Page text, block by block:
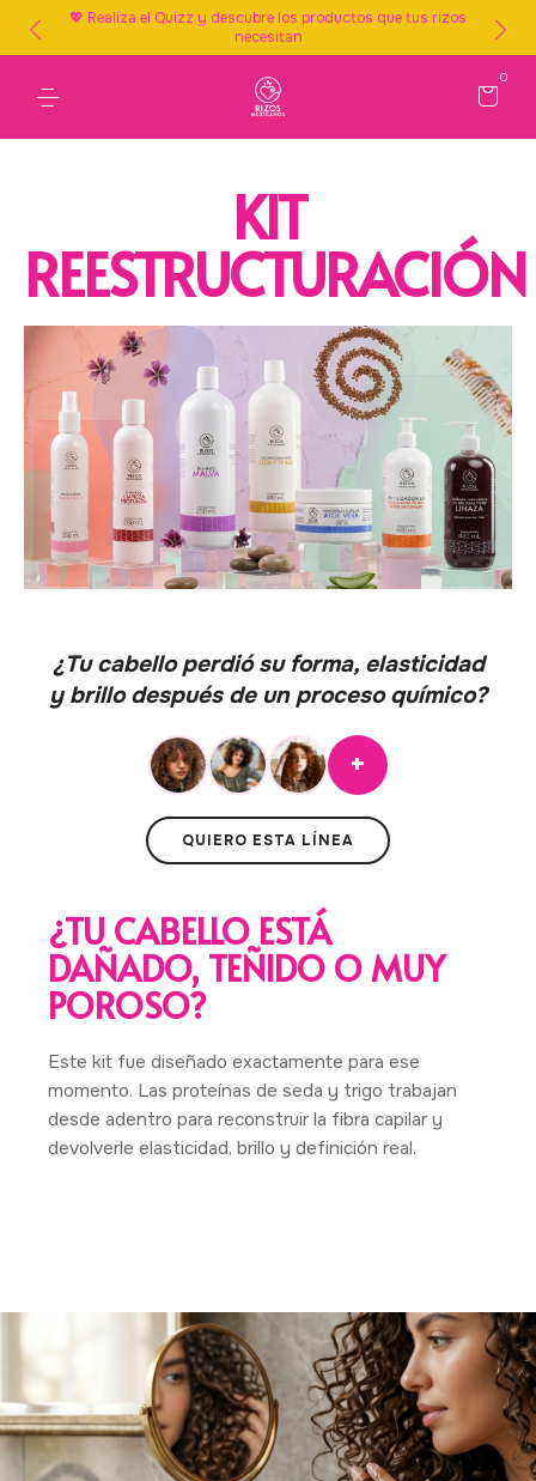
💖 Realiza el Quizz y descubre los productos que tus rizos
necesitan
0
KIT
REESTRUCTURACIÓN
¿TU CABELLO ESTÁ
DAÑADO, TEÑIDO O MUY
POROSO?
Este kit fue diseñado exactamente para ese
momento. Las proteínas de seda y trigo trabajan
desde adentro para reconstruir la fibra capilar y
devolverle elasticidad, brillo y definición real.
¿Tu cabello perdió su forma, elasticidad
y brillo después de un proceso químico?
+
QUIERO ESTA LÍNEA